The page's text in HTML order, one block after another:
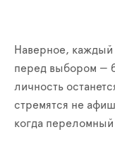
Наверное, каждый
перед выбором —
личность
стремятся не
когда переломный